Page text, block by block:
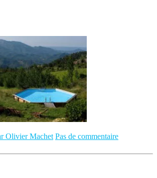
Olivier Machet Pas de commentaire